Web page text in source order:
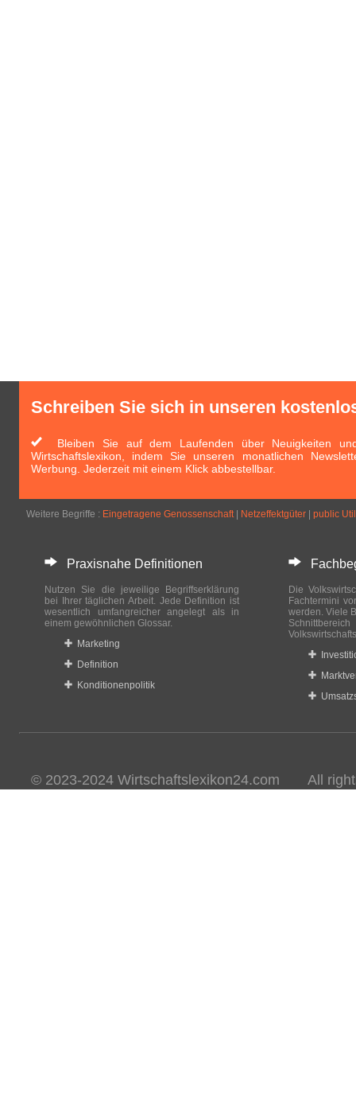
Schreiben Sie sich in unseren
Bleiben Sie auf dem Laufenden über Neuigkeiten
Wirtschaftslexikon, indem Sie unseren monatlichen
Werbung. Jederzeit mit einem Klick abbestellbar.
Weitere Begriffe : Eingetragene Genossenschaft| Netzeffektgüter public
Praxisnahe Definitionen
Nutzen Sie die jeweilige Begriffserklärung
bei Ihrer täglichen Arbeit. Jede Definition ist
wesentlich umfangreicher angelegt als in
einem gewöhnlichen Glossar.
Marketing
Definition
Konditionenpolitik
Die
Fachtermini
werden. Viele
© 2023-2024 Wirtschaftslexikon24.com All